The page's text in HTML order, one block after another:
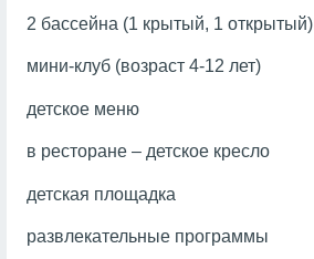
2 бассейна (1 крытый, 1 открытый)
мини-клуб (возраст 4-12 лет)
детское меню
в ресторане – детское кресло
детская площадка
развлекательные программы